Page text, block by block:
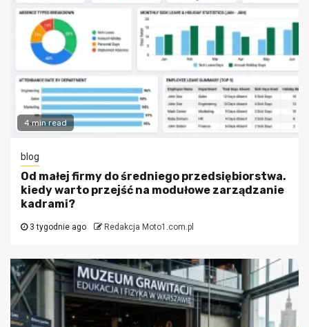
4 min read
blog
Od małej firmy do średniego przedsiębiorstwa.
kiedy warto przejść na modułowe zarządzanie
kadrami?
3 tygodnie ago Redakcja Moto1.com.pl